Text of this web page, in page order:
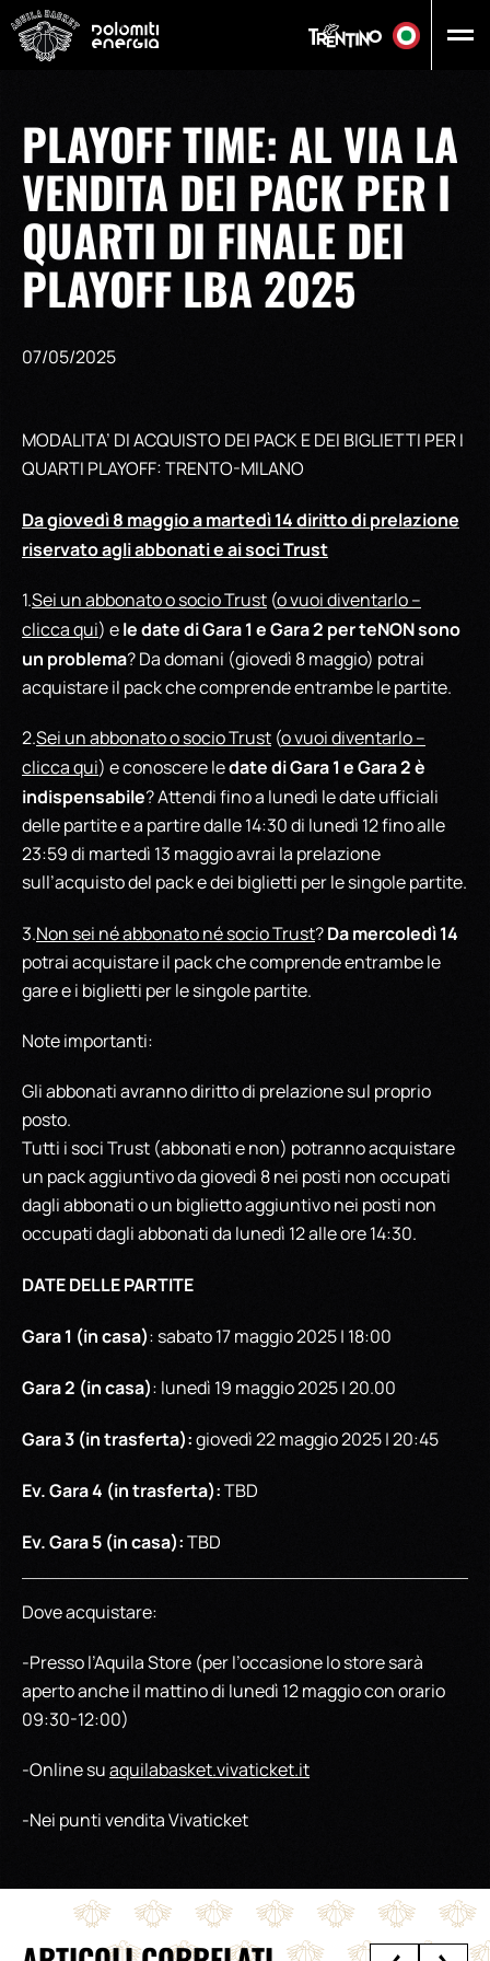
PLAYOFF TIME: AL VIA LA
VENDITA DEI PACK PER I
QUARTI DI FINALE DEI
PLAYOFF LBA 2025
07/05/2025
MODALITA’ DI ACQUISTO DEI PACK E DEI BIGLIETTI PER I
QUARTI PLAYOFF: TRENTO-MILANO
Da giovedì 8 maggio a martedì 14 diritto di prelazione
riservato agli abbonati e ai soci Trust
1.Sei un abbonato o socio Trust (o vuoi diventarlo –
clicca qui) ele date di Gara 1 e Gara 2 per teNON sono
un problema? Da domani (giovedì 8 maggio) potrai
acquistare il pack che comprende entrambe le partite.
2.Sei un abbonato o socio Trust (o vuoi diventarlo –
clicca qui) e conoscere ledate di Gara 1 e Gara 2 è
indispensabile? Attendi fino a lunedì le date ufficiali
delle partite e a partire dalle 14:30 di lunedì 12 fino alle
23:59 di martedì 13 maggio avrai la prelazione
sull’acquisto del pack e dei biglietti per le singole partite.
3.Non sei né abbonato né socio Trust?Da mercoledì 14
potrai acquistare il pack che comprende entrambe le
gare e i biglietti per le singole partite.
Note importanti:
Gli abbonati avranno diritto di prelazione sul proprio
posto.
Tutti i soci Trust (abbonati e non) potranno acquistare
un pack aggiuntivo da giovedì 8 nei posti non occupati
dagli abbonati o un biglietto aggiuntivo nei posti non
occupati dagli abbonati da lunedì 12 alle ore 14:30.
DATE DELLE PARTITE
Gara 1 (in casa): sabato 17 maggio 2025 | 18:00
Gara 2 (in casa): lunedì 19 maggio 2025 | 20.00
Gara 3 (in trasferta):giovedì 22 maggio 2025 | 20:45
Ev. Gara 4 (in trasferta):TBD
Ev. Gara 5 (in casa):TBD
Dove acquistare:
-Presso l’Aquila Store (per l’occasione lo store sarà
aperto anche il mattino di lunedì 12 maggio con orario
09:30-12:00)
-Online suaquilabasket.vivaticket.it
-Nei punti vendita Vivaticket